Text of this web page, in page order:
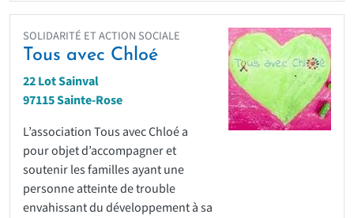
SOLIDARITÉ ET ACTION SOCIALE
Tous avec Chloé
22 Lot Sainval
97115 Sainte-Rose
L’association Tous avec Chloé a
pour objet d’accompagner et
soutenir les familles ayant une
personne atteinte de trouble
envahissant du développement à sa